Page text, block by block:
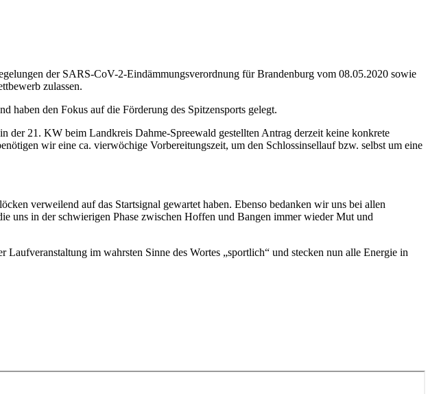
der SARS-CoV-2-Eindämmungsverordnung für Brandenburg vom 08.05.2020 sowie
zulassen.
den Fokus auf die Förderung des Spitzensports gelegt.
21. KW beim Landkreis Dahme-Spreewald gestellten Antrag derzeit keine konkrete
wir eine ca. vierwöchige Vorbereitungszeit, um den Schlossinsellauf bzw. selbst um eine
verweilend auf das Startsignal gewartet haben. Ebenso bedanken wir uns bei allen
uns in der schwierigen Phase zwischen Hoffen und Bangen immer wieder Mut und
im wahrsten Sinne des Wortes „sportlich“ und stecken nun alle Energie in